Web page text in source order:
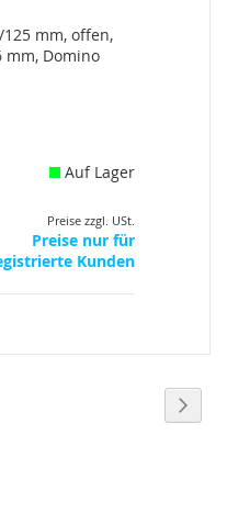
mm, offen,
mm, Domino
Auf Lager
Preise zzgl. USt.
Preise nur für
Kunden